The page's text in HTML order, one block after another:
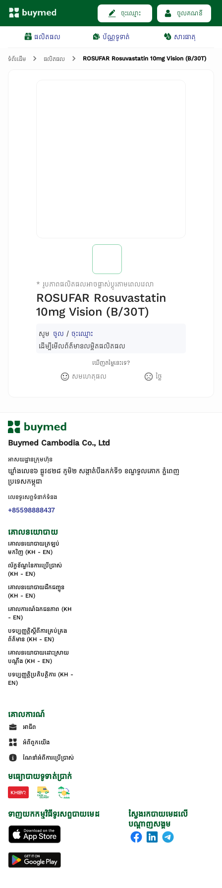
ចុះឈ្មោះ ចូលគណនី
ផលិតផល ប័ណ្ណទូទាត់ សារធាតុ
ទំព័រដើម ផលិតផល ROSUFAR Rosuvastatin 10mg Vision (B/30T)
* រូបភាពផលិតផលអាចផ្លាស់ប្តូរតាមពេលវេលា
ROSUFAR Rosuvastatin
10mg Vision (B/30T)
សូម ចូល / ចុះឈ្មោះ
ដើម្បីមើលព័ត៌មានលម្អិតផលិតផល
ឃើញតម្លៃនេះទេ?
សមហេតុផល ថ្លៃ
Buymed Cambodia Co., Ltd
អាសយដ្ឋានក្រុមហ៊ុន
ឃ្លាំងលេខ៦ ផ្លូវ៥២៨ ភូមិ២ សង្កាត់់បឹងកក់ទី១ ខណ្ឌទួលគោក ភ្នំពេញ
ប្រទេសកម្ពុជា
លេខទូរសព្ទទំនាក់ទំនង
+85598888437
គោលនយោបាយ
គោលនយោបាយត្រឡប់
មកវិញ (KH - EN)
ល័ក្ខខ័ណ្ឌនៃការប្រើប្រាស់
(KH - EN)
គោលនយោបាយដឹកជញ្ជូន
(KH - EN)
គោលការណ៍ឯកជនភាព (KH
- EN)
បទប្បញ្ញត្តិស្តីពីការគ្រប់គ្រង
ព័ត៌មាន (KH - EN)
គោលនយោបាយដោះស្រាយ
បណ្ដឹង (KH - EN)
បទប្បញ្ញត្តិប្រតិបត្តិការ (KH -
EN)
គោលការណ៍
អាជីព
អំពីពួកយើង
ណែនាំអំពីការប្រើប្រាស់
មធ្យោបាយទូទាត់ប្រាក់
ស្វែងរកបាយមេដលើ
បណ្តាញសង្គម
ទាញយកកម្មវិធីទូរសព្ទបាយមេដ